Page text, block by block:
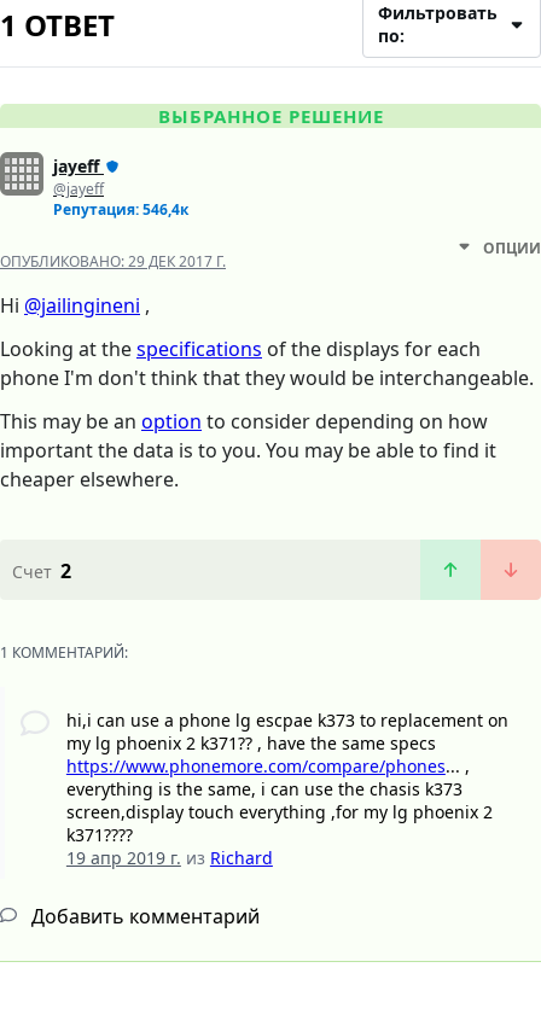
1 ОТВЕТ
Фильтровать
по:
ВЫБРАННОЕ РЕШЕНИЕ
jayeff
@jayeff
Репутация: 546,4к
ОПУБЛИКОВАНО:29 ДЕК 2017 Г.
ОПЦИИ
Hi @jailingineni ,
Looking at thespecifications of the displays for each
phone I'm don't think that they would be interchangeable.
This may be an option to consider depending on how
important the data is to you. You may be able to find it
cheaper elsewhere.
Счет 2
1 КОММЕНТАРИЙ:
hi,i can use a phone lg escpae k373 to replacement on
my lg phoenix 2 k371?? , have the same specs
https://www.phonemore.com/compare/phones... ,
everything is the same, i can use the chasis k373
screen,display touch everything ,for my lg phoenix 2
k371????
19 апр 2019 г. из Richard
Добавить комментарий